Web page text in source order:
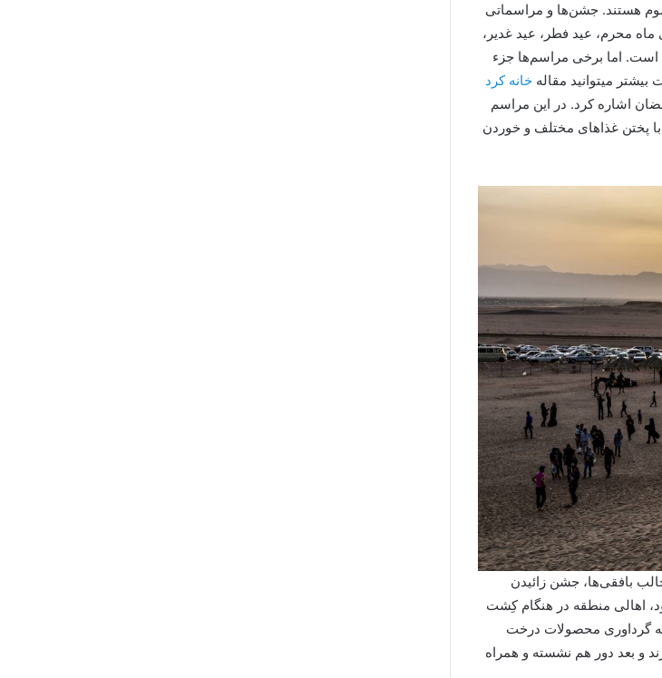
هستند. جشن‌ها و مراسماتی
محرم، عید فطر، عید غدیر،
است. اما برخی مراسم‌ها جزء
میتوانید مقاله خانه کرد
اشاره کرد. در این مراسم
پختن غذاهای مختلف و خوردن
بافقی‌ها، جشن زائیدن
اهالی منطقه در هنگام کِشت
گرداوری محصولات درخت
و بعد دور هم نشسته و همراه